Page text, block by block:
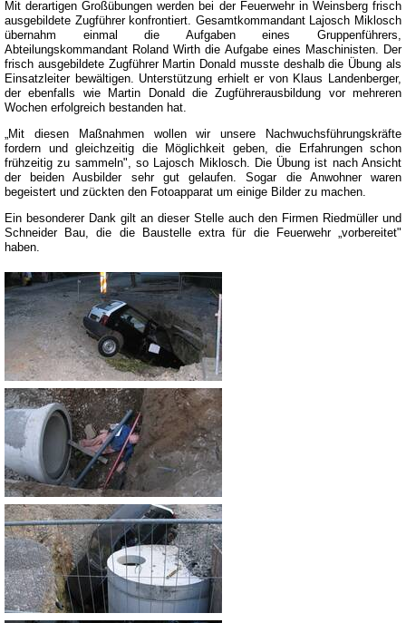
Mit derartigen Großübungen werden bei der Feuerwehr in Weinsberg frisch
ausgebildete Zugführer konfrontiert. Gesamtkommandant Lajosch Miklosch
übernahm einmal die Aufgaben eines Gruppenführers,
Abteilungskommandant Roland Wirth die Aufgabe eines Maschinisten. Der
frisch ausgebildete Zugführer Martin Donald musste deshalb die Übung als
Einsatzleiter bewältigen. Unterstützung erhielt er von Klaus Landenberger,
der ebenfalls wie Martin Donald die Zugführerausbildung vor mehreren
Wochen erfolgreich bestanden hat.
„Mit diesen Maßnahmen wollen wir unsere Nachwuchsführungskräfte
fordern und gleichzeitig die Möglichkeit geben, die Erfahrungen schon
frühzeitig zu sammeln", so Lajosch Miklosch. Die Übung ist nach Ansicht
der beiden Ausbilder sehr gut gelaufen. Sogar die Anwohner waren
begeistert und zückten den Fotoapparat um einige Bilder zu machen.
Ein besonderer Dank gilt an dieser Stelle auch den Firmen Riedmüller und
Schneider Bau, die die Baustelle extra für die Feuerwehr „vorbereitet"
haben.